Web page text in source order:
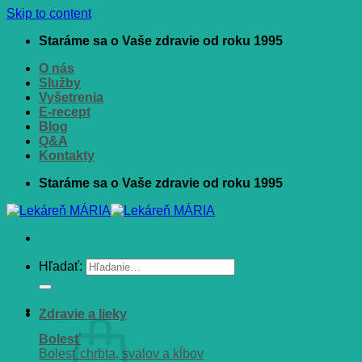
Skip to content
Staráme sa o Vaše zdravie od roku 1995
O nás
Služby
Vyšetrenia
E-recept
Blog
Q&A
Kontakty
Staráme sa o Vaše zdravie od roku 1995
Hľadať:
Zdravie a lieky
Bolesť
Bolesť chrbta, svalov a kĺbov